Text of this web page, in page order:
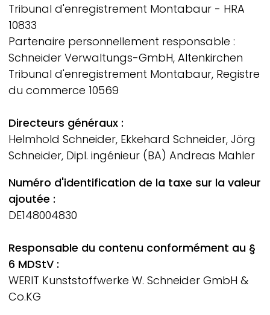
Tribunal d'enregistrement Montabaur - HRA
10833
Partenaire personnellement responsable :
Schneider Verwaltungs-GmbH, Altenkirchen
Tribunal d'enregistrement Montabaur, Registre
du commerce 10569
Directeurs généraux :
Helmhold Schneider, Ekkehard Schneider, Jörg
Schneider, Dipl. ingénieur (BA) Andreas Mahler
Numéro d'identification de la taxe sur la valeur
ajoutée :
DE148004830
Responsable du contenu conformément au §
6 MDStV :
WERIT Kunststoffwerke W. Schneider GmbH &
Co.KG